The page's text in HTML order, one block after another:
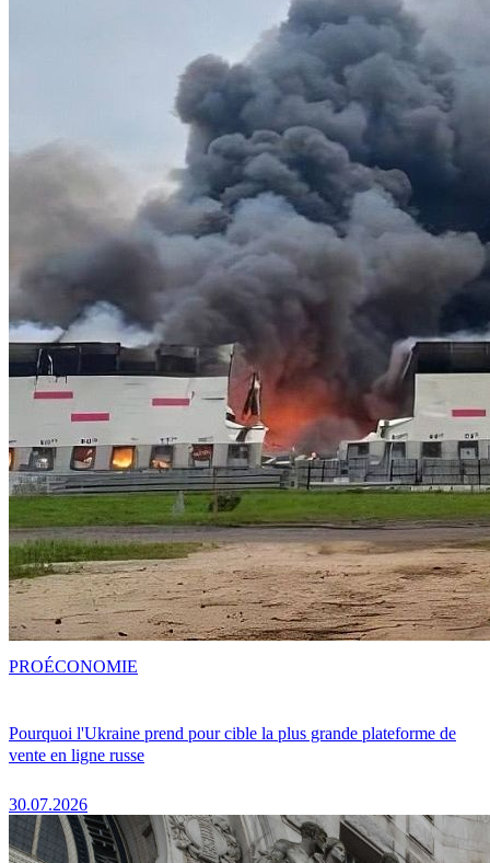
Pourquoi l'Ukraine prend pour cible la plus grande plateforme de
vente en ligne russe
30.07.2026
PROÉCONOMIE